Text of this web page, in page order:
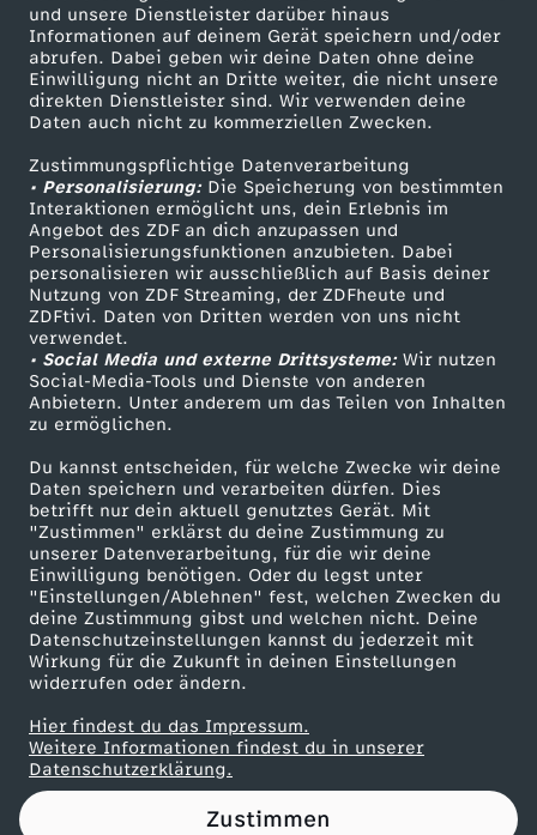
und unsere Dienstleister darüber hinaus
Informationen auf deinem Gerät speichern und/oder
abrufen. Dabei geben wir deine Daten ohne deine
Einwilligung nicht an Dritte weiter, die nicht unsere
direkten Dienstleister sind. Wir verwenden deine
Daten auch nicht zu kommerziellen Zwecken.
Zustimmungspflichtige Datenverarbeitung
• Personalisierung:Die Speicherung von bestimmten
Interaktionen ermöglicht uns, dein Erlebnis im
Angebot des ZDF an dich anzupassen und
Personalisierungsfunktionen anzubieten. Dabei
personalisieren wir ausschließlich auf Basis deiner
Nutzung von ZDF Streaming, der ZDFheute und
ZDFtivi. Daten von Dritten werden von uns nicht
verwendet.
• Social Media und externe Drittsysteme:Wir nutzen
Social-Media-Tools und Dienste von anderen
Anbietern. Unter anderem um das Teilen von Inhalten
zu ermöglichen.
Du kannst entscheiden, für welche Zwecke wir deine
Daten speichern und verarbeiten dürfen. Dies
betrifft nur dein aktuell genutztes Gerät. Mit
"Zustimmen" erklärst du deine Zustimmung zu
unserer Datenverarbeitung, für die wir deine
Einwilligung benötigen. Oder du legst unter
"Einstellungen/Ablehnen" fest, welchen Zwecken du
deine Zustimmung gibst und welchen nicht. Deine
Datenschutzeinstellungen kannst du jederzeit mit
Wirkung für die Zukunft in deinen Einstellungen
widerrufen oder ändern.
Hier findest du das Impressum.
Weitere Informationen findest du in unserer
Datenschutzerklärung.
Zustimmen
E
u
r
o
p
a
v
o
m
2
1
.
M
ä
Mehr ZDF
ZDF-Apps
Smart TV
ZDFtext
Livestreams
Sendungen A-Z
TV-Programm
Service
ZDFmitreden
Kontakt zum ZDF
Tickets
Zuschauerservice
Hilfe
ZDF Unternehmen
Karriere
ZDF goes Schule
Werbefernsehen
Mainzelmännchen
Partner